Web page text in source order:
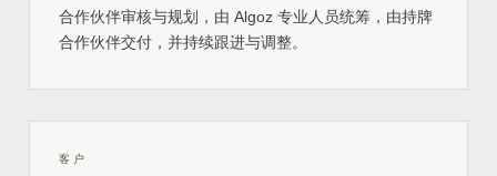
合作伙伴审核与规划，由 Algoz 专业人员统筹，由持牌
合作伙伴交付，并持续跟进与调整。
客户